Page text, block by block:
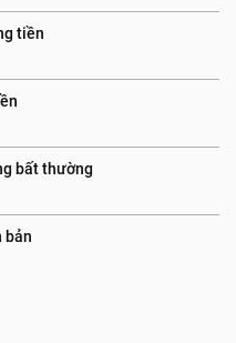
tiền
bất thường
bản